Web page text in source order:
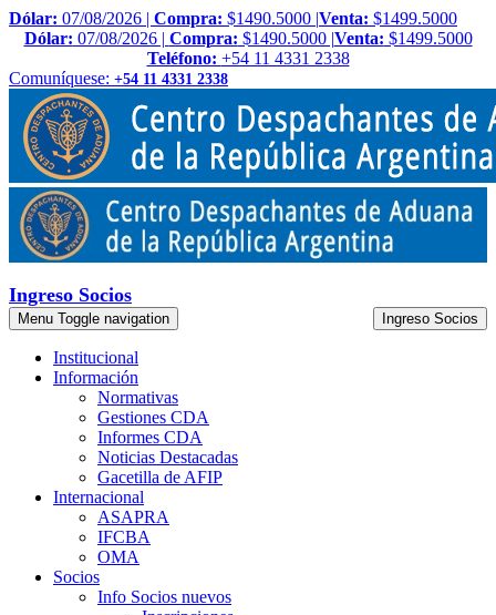
Dólar: 07/08/2026 | Compra: $1490.5000 |Venta: $1499.5000
Dólar: 07/08/2026 | Compra: $1490.5000 |Venta: $1499.5000
Teléfono: +54 11 4331 2338
Comuníquese: +54 11 4331 2338
Ingreso Socios
Menu Toggle navigation Ingreso Socios
Institucional
Información
Normativas
Gestiones CDA
Informes CDA
Noticias Destacadas
Gacetilla de AFIP
Internacional
ASAPRA
IFCBA
OMA
Socios
Info Socios nuevos